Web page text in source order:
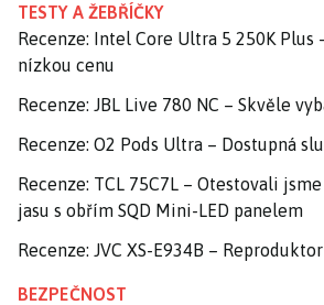
TESTY A ŽEBŘÍČKY
Recenze: Intel Core Ultra 5 250K Plus
nízkou cenu
Recenze: JBL Live 780 NC – Skvěle
Recenze: O2 Pods Ultra – Dostupná
Recenze: TCL 75C7L – Otestovali
jasu s obřím SQD Mini-LED panelem
Recenze: JVC XS-E934B –
BEZPEČNOST